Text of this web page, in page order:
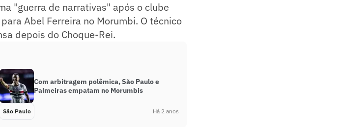
"guerra de narrativas" após o clube
Abel Ferreira no Morumbi. O técnico
depois do Choque-Rei.
Com arbitragem polêmica, São Paulo e
Palmeiras empatam no Morumbis
São Paulo Há 2 anos